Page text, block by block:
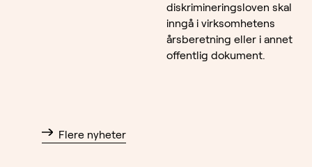
diskrimineringsloven skal
inngå i virksomhetens
årsberetning eller i annet
offentlig dokument.
Flere nyheter